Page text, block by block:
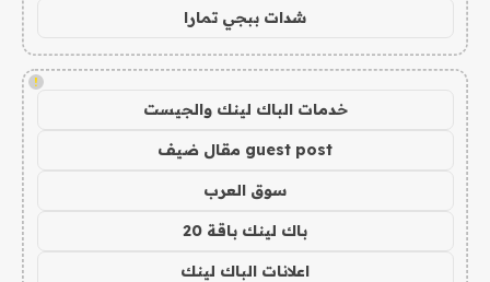
شدات ببجي تمارا
!
خدمات الباك لينك والجيست
guest post مقال ضيف
سوق العرب
باك لينك باقة 20
اعلانات الباك لينك